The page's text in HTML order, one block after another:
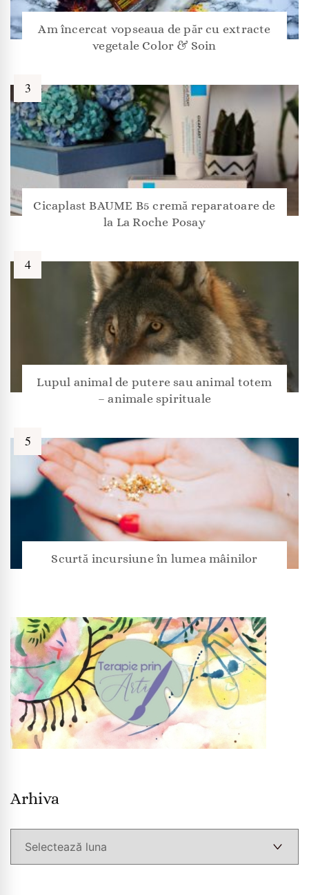
Am încercat vopseaua de păr cu extracte
vegetale Color & Soin
Cicaplast BAUME B5 cremă reparatoare de
la La Roche Posay
Lupul animal de putere sau animal totem
– animale spirituale
Scurtă incursiune în lumea mâinilor
Arhiva